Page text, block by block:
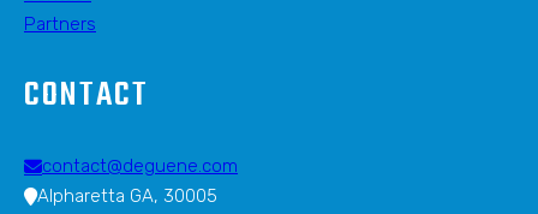
Partners
CONTACT
contact@deguene.com
Alpharetta GA, 30005